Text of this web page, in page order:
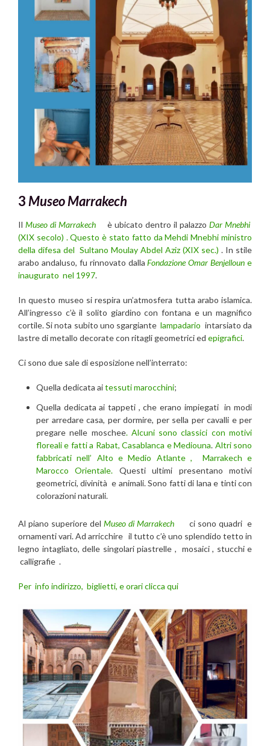
3 Museo Marrakech
Il Museo di Marrakech è ubicato dentro il palazzoDar Mnebhi
(XIX secolo) . Questo è stato fatto da Mehdi Mnebhi ministro
della difesa del Sultano Moulay Abdel Aziz (XIX sec.) . In stile
arabo andaluso, fu rinnovato dallaFondazione Omar Benjelloun e
inaugurato nel 1997.
In questo museo si respira un’atmosfera tutta arabo islamica.
All’ingresso c’è il solito giardino con fontana e un magnifico
cortile. Si nota subito uno sgargiantelampadario intarsiato da
lastre di metallo decorate con ritagli geometrici ed epigrafici.
Ci sono due sale di esposizione nell’interrato:
Quella dedicata aitessuti marocchini;
Quella dedicata ai tappeti , che erano impiegati in modi
per arredare casa, per dormire, per sella per cavalli e per
pregare nelle moschee. Alcuni sono classici con motivi
floreali e fatti a Rabat, Casablanca e Mediouna. Altri sono
fabbricati nell’ Alto e Medio Atlante , Marrakech e
Marocco Orientale. Questi ultimi presentano motivi
geometrici, divinità e animali. Sono fatti di lana e tinti con
colorazioni naturali.
Al piano superiore delMuseo di Marrakech ci sono quadri e
ornamenti vari. Ad arricchire il tutto c’è uno splendido tetto in
legno intagliato, delle singolari piastrelle , mosaici , stucchi e
calligrafie .
Per info indirizzo, biglietti, e orari clicca qui